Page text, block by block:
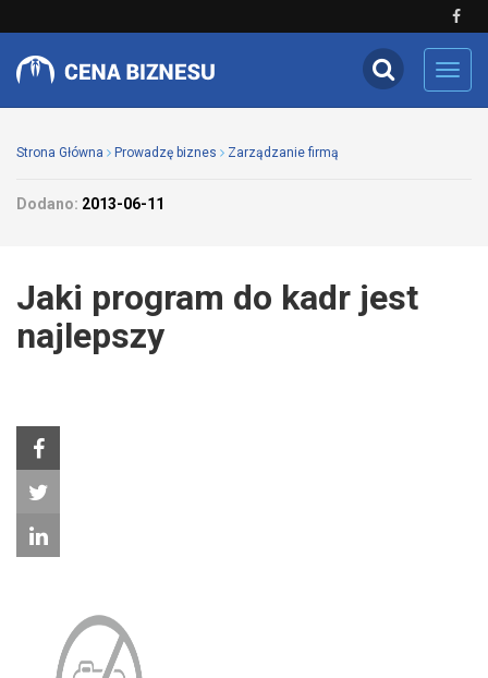
Strona Główna Prowadzę biznes Zarządzanie firmą
Dodano: 2013-06-11
Jaki program do kadr jest
najlepszy